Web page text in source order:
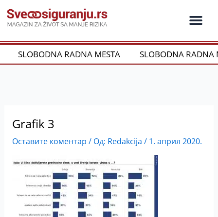
на
садржај
SLOBODNA RADNA MESTA SLOBODNA RADNA
Grafik 3
Оставите коментар / Од: Redakcija / 1. април 2020.